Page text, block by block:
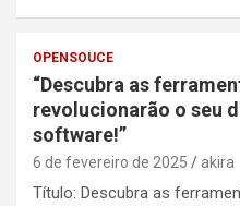
OPENSOUCE
“Descubra as
revolucionarão o seu
software!”
6 de fevereiro de 2025 akira
Título: Descubra as